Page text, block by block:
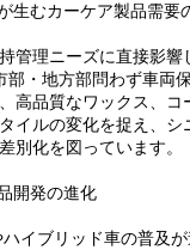
生むカーケア製品需要
管理ニーズに直接影
・地方部問わず車両
高品質なワックス、
イルの変化を捉え、
別化を図っています。
開発の進化
イブリッド車の普及